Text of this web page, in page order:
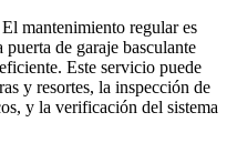
El mantenimiento regular es
de garaje basculante
Este servicio puede
y resortes, la inspección de
y la verificación del sistema